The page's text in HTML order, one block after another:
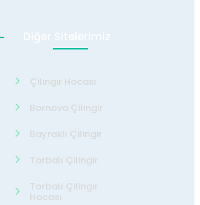
Diğer Sitelerimiz
Çilingir Hocası
Bornova Çilingir
Bayraklı Çilingir
Torbalı Çilingir
Torbalı Çilingir
Hocası